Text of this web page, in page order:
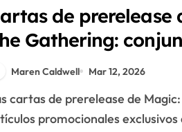
de prerelease
Gathering:
específicos, niveles de
Maren Caldwell Mar 12, 2026
promocionales exclusivos